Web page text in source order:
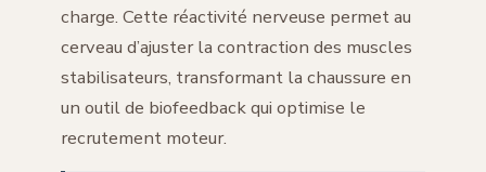
charge. Cette réactivité nerveuse permet au
cerveau d’ajuster la contraction des muscles
stabilisateurs, transformant la chaussure en
un outil de biofeedback qui optimise le
recrutement moteur.